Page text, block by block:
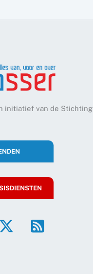
initiatief van de Stichting